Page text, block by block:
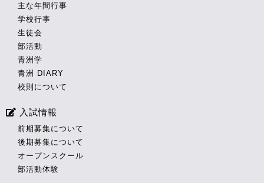
主な年間行事
学校行事
生徒会
部活動
青洲学
青洲 DIARY
校則について
入試情報
前期募集について
後期募集について
オープンスクール
部活動体験